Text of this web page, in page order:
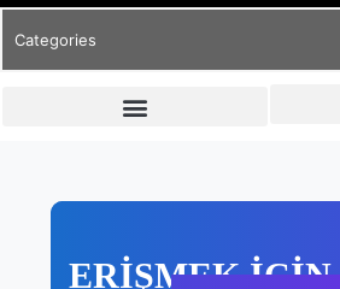
Categories
ERİŞMEK İÇİN